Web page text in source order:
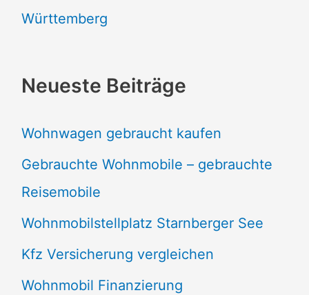
Württemberg
Neueste Beiträge
Wohnwagen gebraucht kaufen
Gebrauchte Wohnmobile – gebrauchte
Reisemobile
Wohnmobilstellplatz Starnberger See
Kfz Versicherung vergleichen
Wohnmobil Finanzierung